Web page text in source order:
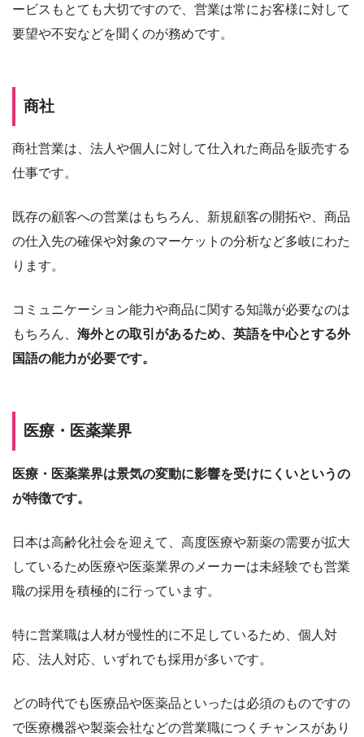
ービスもとても大切ですので、営業は常にお客様に対して
要望や不安などを聞くのが務めです。
商社
商社営業は、法人や個人に対して仕入れた商品を販売する
仕事です。
既存の顧客への営業はもちろん、新規顧客の開拓や、商品
の仕入先の確保や対象のマーケットの分析など多岐にわた
ります。
コミュニケーション能力や商品に関する知識が必要なのは
もちろん、 海外との取引があるため、英語を中心とする外
国語の能力が必要です。
医療・医薬業界
医療・医薬業界は景気の変動に影響を受けにくいというの
が特徴です。
日本は高齢化社会を迎えて、高度医療や新薬の需要が拡大
しているため医療や医薬業界のメーカーは未経験でも営業
職の採用を積極的に行っています。
特に営業職は人材が慢性的に不足しているため、個人対
応、法人対応、いずれでも採用が多いです。
どの時代でも医療品や医薬品といったは必須のものですの
で医療機器や製薬会社などの営業職につくチャンスがあり